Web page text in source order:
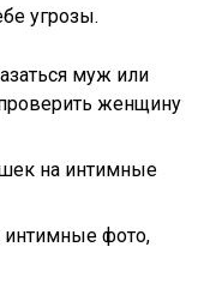
угрозы.
муж или
женщину
на интимные
фото,